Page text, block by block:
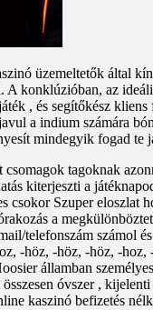
üzemeltetők által
konklúzióban, az
, és segítőkész
a indium számára
mindegyik fogad te
tagoknak
kiterjeszti a
csokor Szuper
a
telefonszám
-höz, -höz, -höz, -
államban
óvszer ,
kaszinó befizetés